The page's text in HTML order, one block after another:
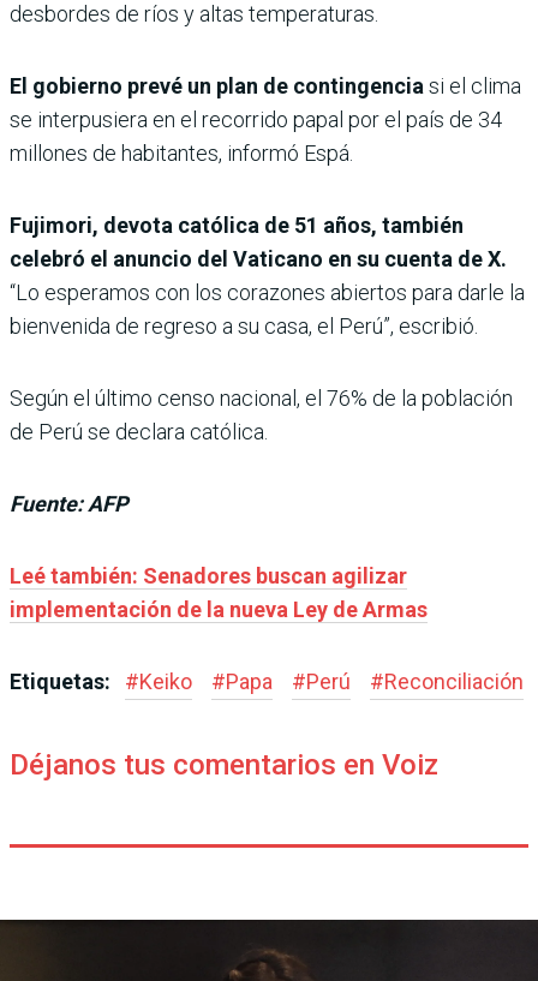
desbordes de ríos y altas temperaturas.
El gobierno prevé un plan de contingenciasi el clima
se interpusiera en el recorrido papal por el país de 34
millones de habitantes, informó Espá.
Fujimori, devota católica de 51 años, también
celebró el anuncio del Vaticano en su cuenta de X.
“Lo esperamos con los corazones abiertos para darle la
bienvenida de regreso a su casa, el Perú”, escribió.
Según el último censo nacional, el 76% de la población
de Perú se declara católica.
Fuente: AFP
Leé también: Senadores buscan agilizar
implementación de la nueva Ley de Armas
Etiquetas: #Keiko #Papa #Perú #Reconciliación
Déjanos tus comentarios en Voiz